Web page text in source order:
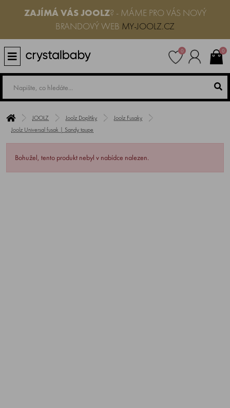
ZAJÍMÁ VÁS JOOLZ? - MÁME PRO VÁS NOVÝ
BRANDOVÝ WEB MY-JOOLZ.CZ
0 0
JOOLZ Joolz Doplňky
Joolz Fusaky
Joolz Universal fusak | Sandy taupe
Bohužel, tento produkt nebyl v nabídce nalezen.